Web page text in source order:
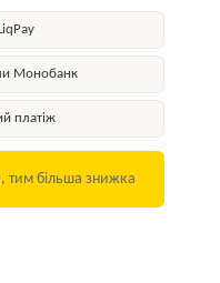
Монобанк
платіж
тим більша знижка